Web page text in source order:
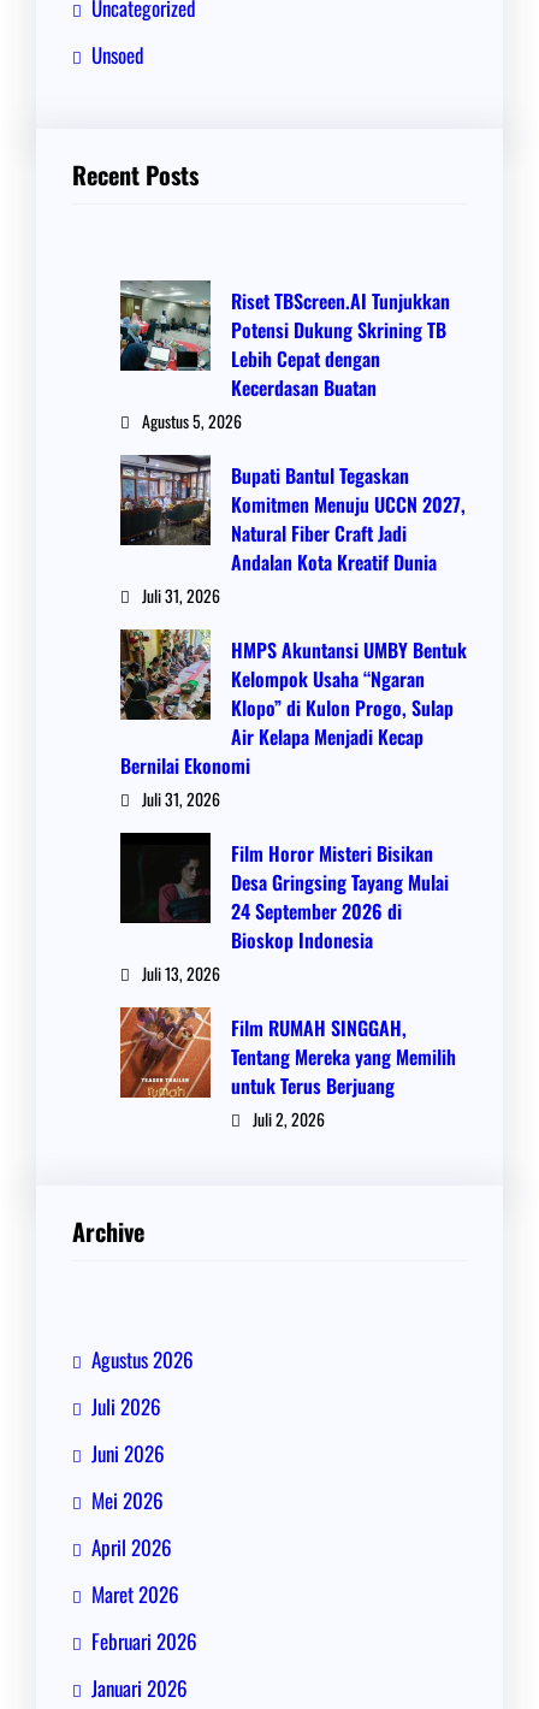
Uncategorized
Unsoed
Recent Posts
Riset TBScreen.AI Tunjukkan
Potensi Dukung Skrining TB
Lebih Cepat dengan
Kecerdasan Buatan
Agustus 5, 2026
Bupati Bantul Tegaskan
Komitmen Menuju UCCN 2027,
Natural Fiber Craft Jadi
Andalan Kota Kreatif Dunia
Juli 31, 2026
HMPS Akuntansi UMBY Bentuk
Kelompok Usaha “Ngaran
Klopo” di Kulon Progo, Sulap
Air Kelapa Menjadi Kecap
Bernilai Ekonomi
Juli 31, 2026
Film Horor Misteri Bisikan
Desa Gringsing Tayang Mulai
24 September 2026 di
Bioskop Indonesia
Juli 13, 2026
Film RUMAH SINGGAH,
Tentang Mereka yang Memilih
untuk Terus Berjuang
Juli 2, 2026
Archive
Agustus 2026
Juli 2026
Juni 2026
Mei 2026
April 2026
Maret 2026
Februari 2026
Januari 2026